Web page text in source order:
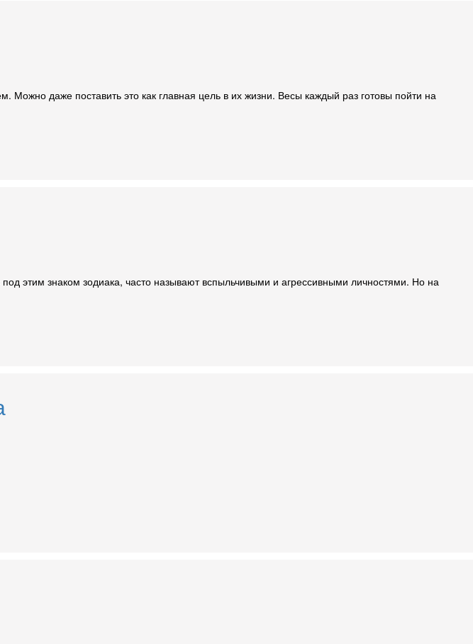
Можно даже поставить это как главная цель в их жизни. Весы каждый раз готовы пойти на
этим знаком зодиака, часто называют вспыльчивыми и агрессивными личностями. Но на